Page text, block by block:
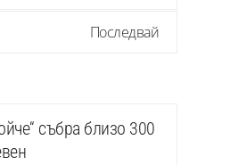
Последвай
събра близо 300